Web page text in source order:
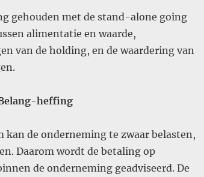
gehouden met de stand-alone going
alimentatie en waarde,
van de holding, en de waardering van
heffing
kan de onderneming te zwaar belasten,
Daarom wordt de betaling op
de onderneming geadviseerd. De